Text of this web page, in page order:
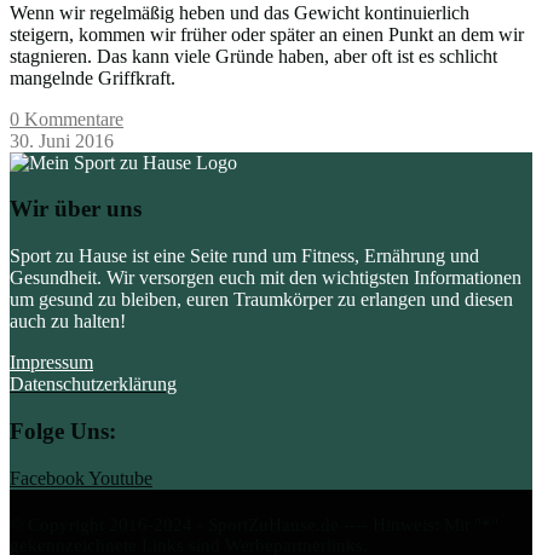
Wenn wir regelmäßig heben und das Gewicht kontinuierlich
steigern, kommen wir früher oder später an einen Punkt an dem wir
stagnieren. Das kann viele Gründe haben, aber oft ist es schlicht
mangelnde Griffkraft.
0 Kommentare
30. Juni 2016
Wir über uns
Sport zu Hause ist eine Seite rund um Fitness, Ernährung und
Gesundheit. Wir versorgen euch mit den wichtigsten Informationen
um gesund zu bleiben, euren Traumkörper zu erlangen und diesen
auch zu halten!
Impressum
Datenschutzerklärung
Folge Uns:
Facebook Youtube